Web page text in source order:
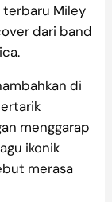
terbaru Miley
dari band
di
menggarap
ikonik
merasa